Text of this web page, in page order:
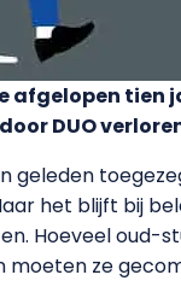
afgelopen
DUO
geleden
het blijft bij
Hoeveel
moeten ze